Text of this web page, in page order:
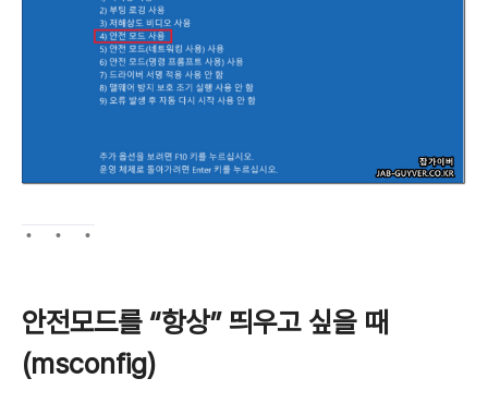
안전모드를 “항상” 띄우고 싶을 때
(msconfig)